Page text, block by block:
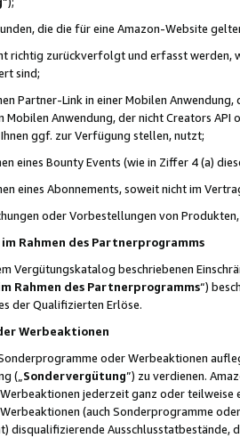
die die für eine Amazon-Website
richtig zurückverfolgt und erfasst werden,
sind;
Partner-Link in einer Mobilen
Mobilen Anwendung, der nicht Creators
ggf. zur Verfügung stellen, nutzt;
eines Bounty Events (wie in Ziffer 4 (a)
eines Abonnements, soweit nicht im
oder Vorbestellungen von
Rahmen des Partnerprogramms
Vergütungskatalog beschriebenen
Rahmen des Partnerprogramms“)
der Qualifizierten Erlöse.
Werbeaktionen
oder Werbeaktionen
(„ Sondervergütung”) zu verdienen.
jederzeit ganz oder
(auch Sonderprogramme
disqualifizierende Ausschlusstatbestände,